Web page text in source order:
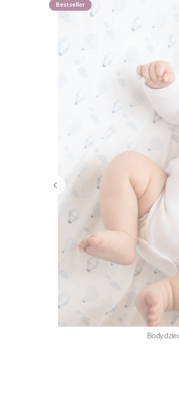
Bestseller
Body